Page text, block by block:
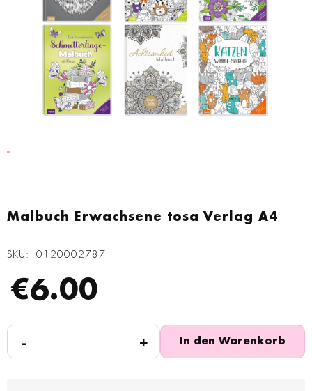
Malbuch Erwachsene tosa Verlag A4
SKU 0120002787
€6.00
- + In den Warenkorb
Anfang
springen